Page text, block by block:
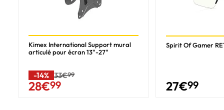
Nombre de haut-parleurs
Puissance évaluée de RMS
Haut-parleurs intégrés
Appareil photo intégré
Design
Kimex International Support mural
articulé pour écran 13"-27"
-14% 33€99
28€99
Spirit Of Gamer
27€99